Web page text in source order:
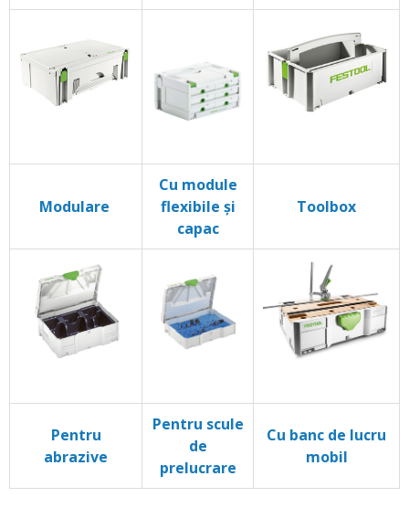
Modulare
Cu module
flexibile și
capac
Toolbox
Pentru
abrazive
Pentru scule
de
prelucrare
Cu banc de lucru
mobil